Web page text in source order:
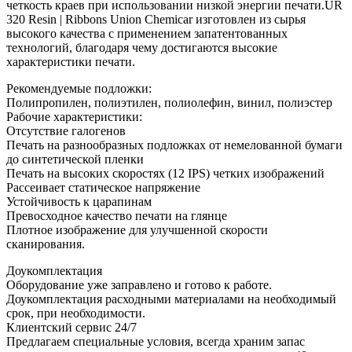
четкость краев при использовании низкой энергии печати.UR
320 Resin | Ribbons Union Chemicar изготовлен из сырья
высокого качества с применением запатентованных
технологий, благодаря чему достигаются высокие
характеристики печати.
Рекомендуемые подложки:
Полипропилен, полиэтилен, полиолефин, винил, полиэстер
Рабочие характеристики:
Отсутствие галогенов
Печать на разнообразных подложках от немелованной бумаги
до синтетической пленки
Печать на высоких скоростях (12 IPS) четких изображений
Рассеивает статическое напряжение
Устойчивость к царапинам
Превосходное качество печати на глянце
Плотное изображение для улучшенной скорости
сканирования.
Доукомплектация
Оборудование уже заправлено и готово к работе.
Доукомплектация расходными материалами на необходимый
срок, при необходимости.
Клиентский сервис 24/7
Предлагаем специальные условия, всегда храним запас